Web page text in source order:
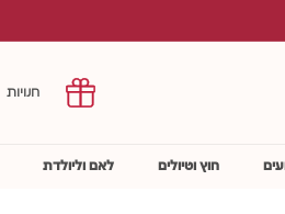
חנויות
חוץ וטיולים לאם וליולדת